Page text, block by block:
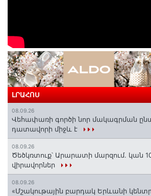
ԼՐԱՀՈՍ
08.09.26
Վեհափառի գործի նոր մակագրման
դատավորի միջև է
08.09.26
Ծեծկռտուք՝ Արարատի մարզում. կան
վիրավորներ
08.09.26
«Մշակութային բարդակ Երևանի